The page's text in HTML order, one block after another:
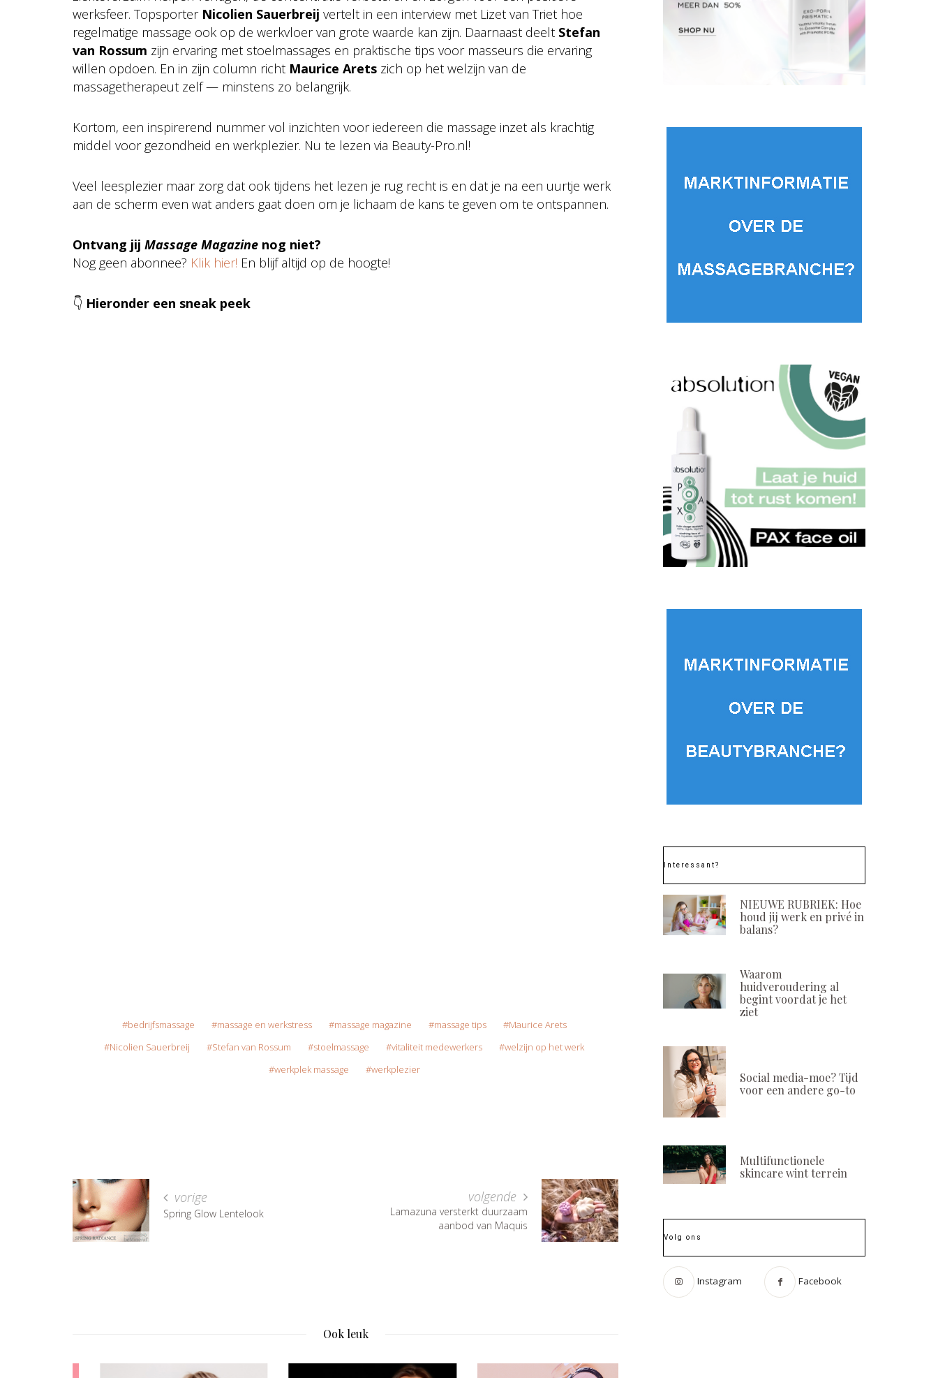
werksfeer. Topsporter Nicolien Sauerbreij vertelt in een interview met Lizet van Triet hoe
regelmatige massage ook op de werkvloer van grote waarde kan zijn. Daarnaast deelt Stefan
van Rossum zijn ervaring met stoelmassages en praktische tips voor masseurs die ervaring
willen opdoen. En in zijn column richt Maurice Arets zich op het welzijn van de
massagetherapeut zelf — minstens zo belangrijk.
Kortom, een inspirerend nummer vol inzichten voor iedereen die massage inzet als krachtig
middel voor gezondheid en werkplezier. Nu te lezen via Beauty-Pro.nl!
Veel leesplezier maar zorg dat ook tijdens het lezen je rug recht is en dat je na een uurtje werk
aan de scherm even wat anders gaat doen om je lichaam de kans te geven om te ontspannen.
Ontvang jij Massage Magazine nog niet?
Nog geen abonnee? Klik hier! En blijf altijd op de hoogte!
👇 Hieronder een sneak peek
bedrijfsmassage massage en werkstress massage magazine massage tips
Maurice Arets
Nicolien Sauerbreij
Stefan van Rossum stoelmassage vitaliteit medewerkers
welzijn op het werk
werkplek massage
werkplezier
vorige
Spring Glow Lentelook
volgende
Lamazuna versterkt duurzaam
aanbod van Maquis
Ook leuk
Interessant?
NIEUWE RUBRIEK: Hoe
houd jij werk en privé in
balans?
Waarom
huidveroudering al
begint voordat je het
ziet
Social media-moe? Tijd
voor een andere go-to
Multifunctionele
skincare wint terrein
Volg ons
Instagram Facebook